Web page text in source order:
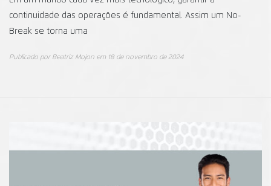
continuidade das operações é fundamental. Assim um No-
Break se torna uma
Publicado por Beatriz Mojon em 18 de novembro de 2024